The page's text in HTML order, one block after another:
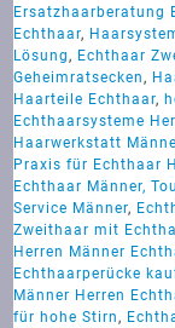
Ersatzhaarberatung
Echthaar,
Lösung, Echthaar
Geheimratsecken,
Haarteile Echthaar,
Echthaarsysteme
Haarwerkstatt
Praxis für Echthaar
Echthaar Männer,
Service Männer,
Zweithaar mit
Herren Männer
Echthaarperücke
Männer Herren
für hohe Stirn,